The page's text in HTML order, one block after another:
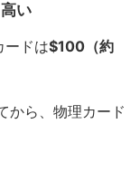
い
ードは$100（約
から、物理カード